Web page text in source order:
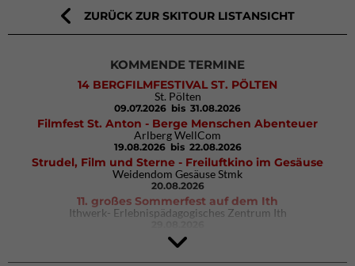
ZURÜCK ZUR SKITOUR LISTANSICHT
KOMMENDE TERMINE
14 BERGFILMFESTIVAL ST. PÖLTEN
St. Pölten
09.07.2026 bis 31.08.2026
Filmfest St. Anton - Berge Menschen Abenteuer
Arlberg WellCom
19.08.2026 bis 22.08.2026
Strudel, Film und Sterne - Freiluftkino im Gesäuse
Weidendom Gesäuse Stmk
20.08.2026
11. großes Sommerfest auf dem Ith
Ithwerk- Erlebnispädagogisches Zentrum Ith
4Blocs KIDS 2026
DAV Kletter- & Boulderzentrum München Süd (Thalkirchen)
26.09.2026